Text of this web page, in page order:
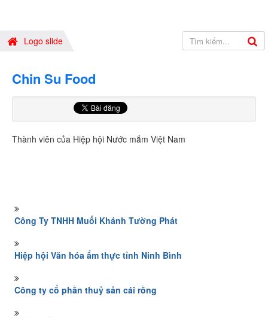
Logo slide
Chin Su Food
Thành viên của Hiệp hội Nước mắm Việt Nam
Công Ty TNHH Muối Khánh Tường Phát
Hiệp hội Văn hóa ẩm thực tỉnh Ninh Bình
Công ty cổ phần thuỷ sản cái rồng